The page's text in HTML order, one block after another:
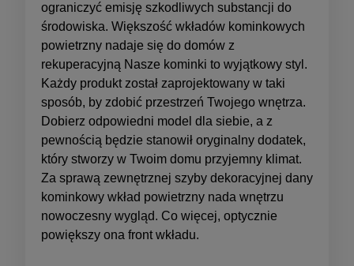
ograniczyć emisję szkodliwych substancji do
środowiska. Większość wkładów kominkowych
powietrzny nadaje się do domów z
rekuperacyjną Nasze kominki to wyjątkowy styl.
Każdy produkt został zaprojektowany w taki
sposób, by zdobić przestrzeń Twojego wnętrza.
Dobierz odpowiedni model dla siebie, a z
pewnością będzie stanowił oryginalny dodatek,
który stworzy w Twoim domu przyjemny klimat.
Za sprawą zewnętrznej szyby dekoracyjnej dany
kominkowy wkład powietrzny nada wnętrzu
nowoczesny wygląd. Co więcej, optycznie
powiększy ona front wkładu.